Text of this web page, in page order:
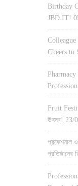
Birthday
JBD IT!
Cheers to
Fruit
উৎসব! 23/
প্রফেশনাল
প্রতিষ্ঠানের